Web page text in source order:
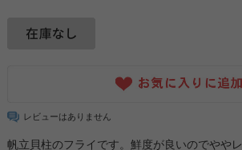
レビューはありません
帆立貝柱のフライです。鮮度が良いのでやや